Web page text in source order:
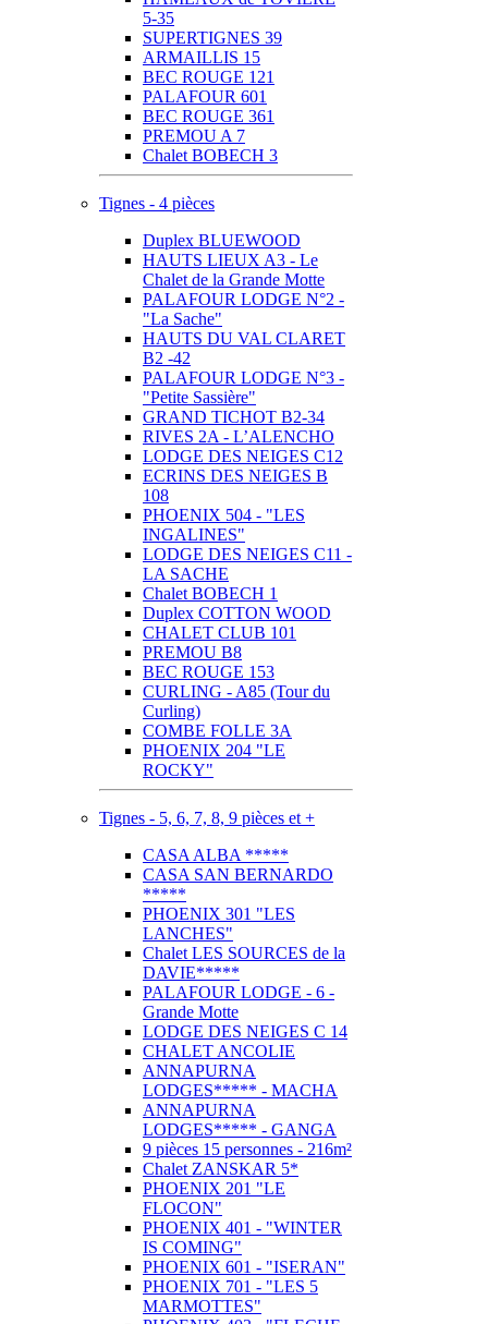
5-35
SUPERTIGNES 39
ARMAILLIS 15
BEC ROUGE 121
PALAFOUR 601
BEC ROUGE 361
PREMOU A 7
Chalet BOBECH 3
Tignes - 4 pièces
Duplex BLUEWOOD
HAUTS LIEUX A3 - Le
Chalet de la Grande Motte
PALAFOUR LODGE N°2 -
"La Sache"
HAUTS DU VAL CLARET
B2 -42
PALAFOUR LODGE N°3 -
"Petite Sassière"
GRAND TICHOT B2-34
RIVES 2A - L’ALENCHO
LODGE DES NEIGES C12
ECRINS DES NEIGES B
108
PHOENIX 504 - "LES
INGALINES"
LODGE DES NEIGES C11 -
LA SACHE
Chalet BOBECH 1
Duplex COTTON WOOD
CHALET CLUB 101
PREMOU B8
BEC ROUGE 153
CURLING - A85 (Tour du
Curling)
COMBE FOLLE 3A
PHOENIX 204 "LE
ROCKY"
Tignes - 5, 6, 7, 8, 9 pièces et +
CASA ALBA *****
CASA SAN BERNARDO
*****
PHOENIX 301 "LES
LANCHES"
Chalet LES SOURCES de la
DAVIE*****
PALAFOUR LODGE - 6 -
Grande Motte
LODGE DES NEIGES C 14
CHALET ANCOLIE
ANNAPURNA
LODGES***** - MACHA
ANNAPURNA
LODGES***** - GANGA
9 pièces 15 personnes - 216m²
Chalet ZANSKAR 5*
PHOENIX 201 "LE
FLOCON"
PHOENIX 401 - "WINTER
IS COMING"
PHOENIX 601 - "ISERAN"
PHOENIX 701 - "LES 5
MARMOTTES"